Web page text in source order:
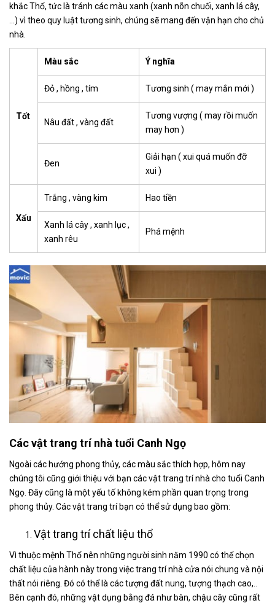
khắc Thổ, tức là tránh các màu xanh (xanh nõn chuối, xanh lá cây,
…) vì theo quy luật tương sinh, chúng sẽ mang đến vận hạn cho chủ
nhà.
Tốt
Màu sắc Ý nghĩa
Đỏ , hồng , tím Tương sinh ( may mắn mới )
Nâu đất , vàng đất
Tương vượng ( may rồi muốn
may hơn )
Đen
Giải hạn ( xui quá muốn đỡ
xui )
Xấu
Trắng , vàng kim Hao tiền
Xanh lá cây , xanh lục ,
xanh rêu
Phá mệnh
Các vật trang trí nhà tuổi Canh Ngọ
Ngoài các hướng phong thủy, các màu sắc thích hợp, hôm nay
chúng tôi cũng giới thiệu với bạn các vật trang trí nhà cho tuổi Canh
Ngọ. Đây cũng là một yếu tố không kém phần quan trọng trong
phong thủy. Các vật trang trí bạn có thể sử dụng bao gồm:
Vật trang trí chất liệu thổ
Vì thuộc mệnh Thổ nên những người sinh năm 1990 có thể chọn
chất liệu của hành này trong việc trang trí nhà cửa nói chung và nội
thất nói riêng. Đó có thể là các tượng đất nung, tượng thạch cao,..
Bên cạnh đó, những vật dụng bằng đá như bàn, chậu cây cũng rất